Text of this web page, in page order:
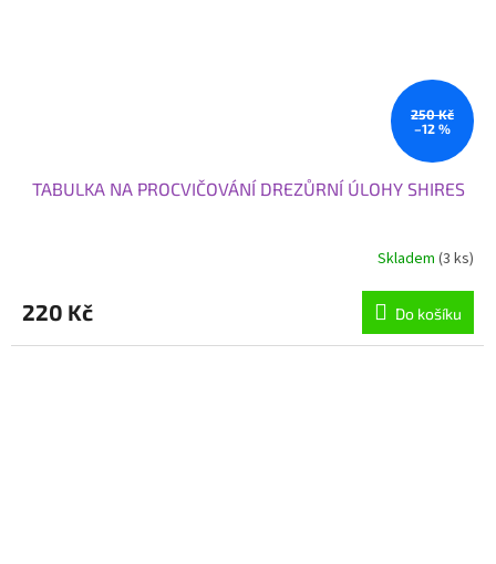
250 Kč
–12 %
TABULKA NA PROCVIČOVÁNÍ DREZŮRNÍ ÚLOHY SHIRES
Skladem (3 ks)
220 Kč Do košíku